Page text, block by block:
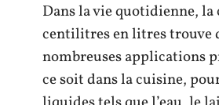
Dans la vie quotidienne, la
centilitres en litres trouve
nombreuses applications
ce soit dans la cuisine,